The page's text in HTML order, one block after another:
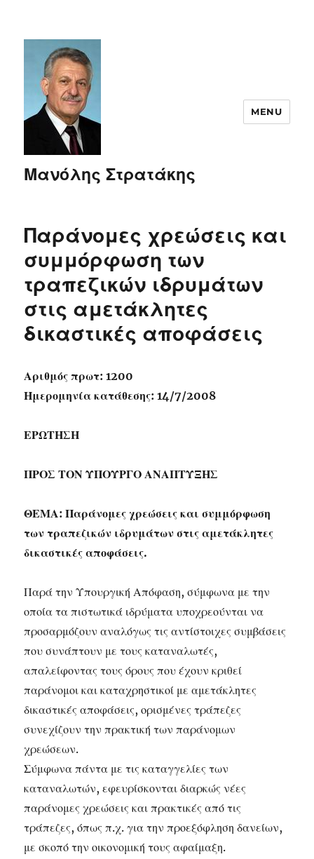
Μανόλης Στρατάκης
MENU
Παράνομες χρεώσεις και
συμμόρφωση των
τραπεζικών ιδρυμάτων
στις αμετάκλητες
δικαστικές αποφάσεις
Αριθμός πρωτ: 1200
Ημερομηνία κατάθεσης: 14/7/2008
ΕΡΩΤΗΣΗ
ΠΡΟΣ ΤΟΝ ΥΠΟΥΡΓΟ ΑΝΑΠΤΥΞΗΣ
ΘΕΜΑ: Παράνομες χρεώσεις και συμμόρφωση
των τραπεζικών ιδρυμάτων στις αμετάκλητες
δικαστικές αποφάσεις.
Παρά την Υπουργική Απόφαση, σύμφωνα με την
οποία τα πιστωτικά ιδρύματα υποχρεούνται να
προσαρμόζουν αναλόγως τις αντίστοιχες συμβάσεις
που συνάπτουν με τους καταναλωτές,
απαλείφοντας τους όρους που έχουν κριθεί
παράνομοι και καταχρηστικοί με αμετάκλητες
δικαστικές αποφάσεις, ορισμένες τράπεζες
συνεχίζουν την πρακτική των παράνομων
χρεώσεων.
Σύμφωνα πάντα με τις καταγγελίες των
καταναλωτών, εφευρίσκονται διαρκώς νέες
παράνομες χρεώσεις και πρακτικές από τις
τράπεζες, όπως π.χ. για την προεξόφληση δανείων,
με σκοπό την οικονομική τους αφαίμαξη.